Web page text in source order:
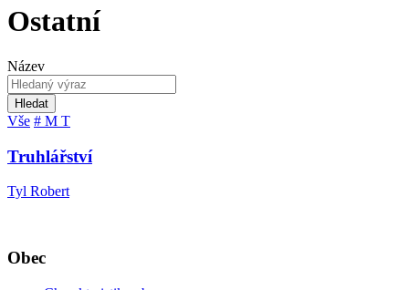
Ostatní
Název
Hledat
Vše # M T
Truhlářství
Tyl Robert
Obec